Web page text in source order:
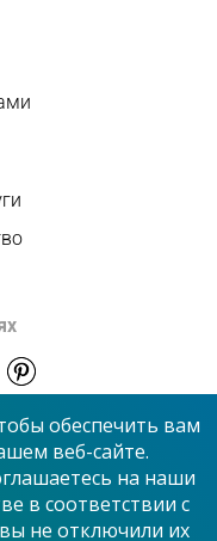
обеспечить вам
веб-сайте.
на наши
в соответствии с
не отключили их